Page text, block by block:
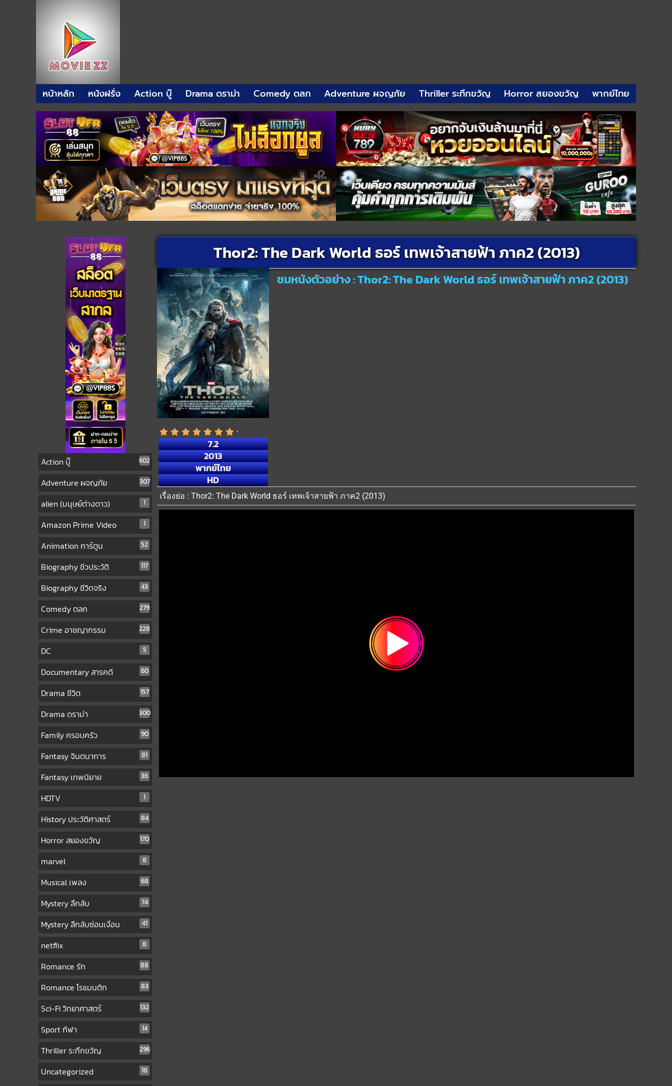
หน้าหลัก หนังฝรั่ง Action บู๊ Drama ดราม่า Comedy ตลก Adventure ผจญภัย Thriller ระทึกขวัญ Horror สยองขวัญ พากย์ไทย
Action บู๊ 602
Adventure ผจญภัย 307
alien (มนุษย์ต่างดาว) 1
Amazon Prime Video 1
Animation การ์ตูน 52
Biography ชีวประวัติ 117
Biography ชีวิตจริง 43
Comedy ตลก 279
Crime อาชญากรรม 228
DC 5
Documentary สารคดี 60
Drama ชีวิต 157
Drama ดราม่า 300
Family ครอบครัว 90
Fantasy จินตนาการ 81
Fantasy เทพนิยาย 36
HDTV 1
History ประวัติศาสตร์ 84
Horror สยองขวัญ 170
marvel 8
Musical เพลง 68
Mystery ลึกลับ 74
Mystery ลึกลับซ่อนเงื่อน 41
netflix 8
Romance รัก 88
Romance โรแมนติก 83
Sci-Fi วิทยาศาสตร์ 132
Sport กีฬา 14
Thriller ระทึกขวัญ 296
Uncategorized 18
Thor2: The Dark World ธอร์ เทพเจ้าสายฟ้า ภาค2 (2013)
7.2
2013
พากย์ไทย
HD
ชมหนังตัวอย่าง : Thor2: The Dark World ธอร์ เทพเจ้าสายฟ้า ภาค2 (2013)
เรื่องย่อ : Thor2: The Dark World ธอร์ เทพเจ้าสายฟ้า ภาค2 (2013)